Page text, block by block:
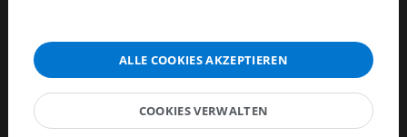
IMAIOS ist ein Unternehmen, das sich zum Ziel gesetzt hat, human-
ALLE COOKIES AKZEPTIEREN
COOKIES VERWALTEN